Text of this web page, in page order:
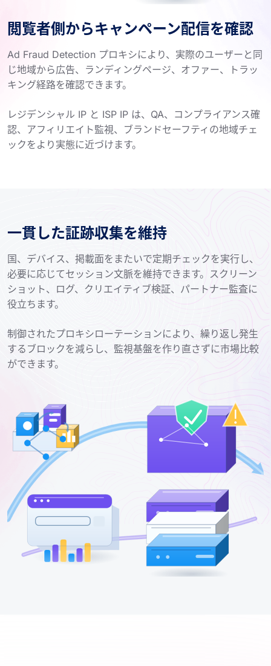
閲覧者側からキャンペーン配信を確認
Ad Fraud Detection プロキシにより、実際のユーザーと同
じ地域から広告、ランディングページ、オファー、トラッ
キング経路を確認できます。
レジデンシャル IP と ISP IP は、QA、コンプライアンス確
認、アフィリエイト監視、ブランドセーフティの地域チェ
ックをより実態に近づけます。
一貫した証跡収集を維持
国、デバイス、掲載面をまたいで定期チェックを実行し、
必要に応じてセッション文脈を維持できます。スクリーン
ショット、ログ、クリエイティブ検証、パートナー監査に
役立ちます。
制御されたプロキシローテーションにより、繰り返し発生
するブロックを減らし、監視基盤を作り直さずに市場比較
ができます。